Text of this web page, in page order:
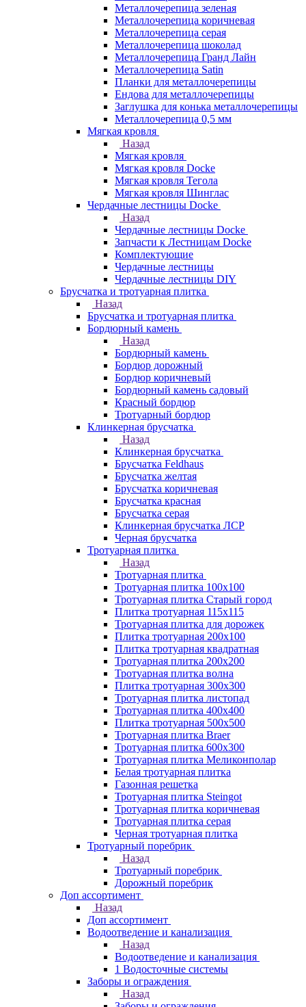
Металлочерепица зеленая
Металлочерепица коричневая
Металлочерепица серая
Металлочерепица шоколад
Металлочерепица Гранд Лайн
Металлочерепица Satin
Планки для металлочерепицы
Ендова для металлочерепицы
Заглушка для конька металлочерепицы
Металлочерепица 0,5 мм
Мягкая кровля
Назад
Мягкая кровля
Мягкая кровля Docke
Мягкая кровля Тегола
Мягкая кровля Шинглас
Чердачные лестницы Docke
Назад
Чердачные лестницы Docke
Запчасти к Лестницам Docke
Комплектующие
Чердачные лестницы
Чердачные лестницы DIY
Брусчатка и тротуарная плитка
Назад
Брусчатка и тротуарная плитка
Бордюрный камень
Назад
Бордюрный камень
Бордюр дорожный
Бордюр коричневый
Бордюрный камень садовый
Красный бордюр
Тротуарный бордюр
Клинкерная брусчатка
Назад
Клинкерная брусчатка
Брусчатка Feldhaus
Брусчатка желтая
Брусчатка коричневая
Брусчатка красная
Брусчатка серая
Клинкерная брусчатка ЛСР
Черная брусчатка
Тротуарная плитка
Назад
Тротуарная плитка
Тротуарная плитка 100x100
Тротуарная плитка Старый город
Плитка тротуарная 115x115
Тротуарная плитка для дорожек
Плитка тротуарная 200х100
Плитка тротуарная квадратная
Тротуарная плитка 200х200
Тротуарная плитка волна
Плитка тротуарная 300х300
Тротуарная плитка листопад
Тротуарная плитка 400х400
Плитка тротуарная 500x500
Тротуарная плитка Braer
Тротуарная плитка 600х300
Тротуарная плитка Меликонполар
Белая тротуарная плитка
Газонная решетка
Тротуарная плитка Steingot
Тротуарная плитка коричневая
Тротуарная плитка серая
Черная тротуарная плитка
Тротуарный поребрик
Назад
Тротуарный поребрик
Дорожный поребрик
Доп ассортимент
Назад
Доп ассортимент
Водоотведение и канализация
Назад
Водоотведение и канализация
1 Водосточные системы
Заборы и ограждения
Назад